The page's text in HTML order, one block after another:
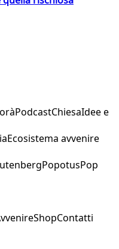
PodcastChiesaIdee e
Ecosistema avvenire
PopotusPop
ShopContatti